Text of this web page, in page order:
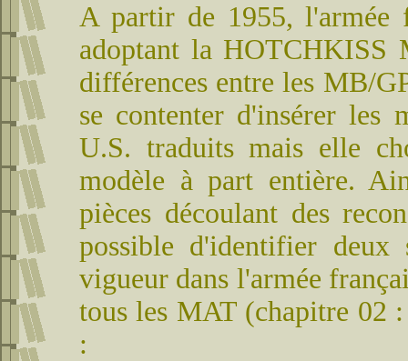
A partir de 1955, l'armée
adoptant la HOTCHKISS
différences entre les MB/
se contenter d'insérer les
U.S. traduits mais elle
modèle à part entière.
pièces découlant des
possible d'identifier deux
vigueur dans l'armée
tous les MAT (chapitre 02
: